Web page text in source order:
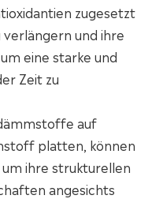
zugesetzt
und ihre
eine starke und
Zeit zu
auf
platten, können
ihre strukturellen
angesichts